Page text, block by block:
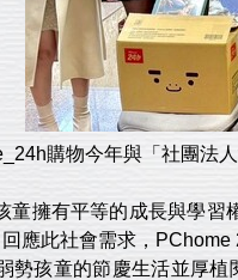
購物今年與「社團法
童擁有平等的成長與學
應此社會需求，
勢孩童的節慶生活並厚